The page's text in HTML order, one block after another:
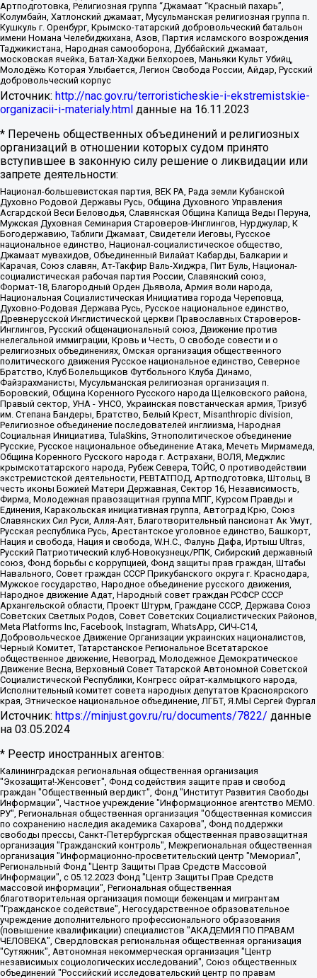
Артподготовка, Религиозная группа “Джамаат “Красный пахарь”,
Колумбайн, Хатлонский джамаат, Мусульманская религиозная группа п.
Кушкуль г. Оренбург, Крымско-татарский добровольческий батальон
имени Номана Челебиджихана, Азов, Партия исламского возрождения
Таджикистана, Народная самооборона, Дуббайский джамаат,
московская ячейка, Батал-Хаджи Белхороев, Маньяки Культ Убийц,
Молодёжь Которая Улыбается, Легион Свобода России, Айдар, Русский
добровольческий корпус
Источник: http://nac.gov.ru/terroristicheskie-i-ekstremistskie-
organizacii-i-materialy.html данные на 16.11.2023
* Перечень общественных объединений и религиозных
организаций в отношении которых судом принято
вступившее в законную силу решение о ликвидации или
запрете деятельности:
Национал-большевистская партия, ВЕК РА, Рада земли Кубанской
Духовно Родовой Державы Русь, Община Духовного Управления
Асгардской Веси Беловодья, Славянская Община Капища Веды Перуна,
Мужская Духовная Семинария Староверов-Инглингов, Нурджулар, К
Богодержавию, Таблиги Джамаат, Свидетели Иеговы, Русское
национальное единство, Национал-социалистическое общество,
Джамаат мувахидов, Объединенный Вилайат Кабарды, Балкарии и
Карачая, Союз славян, Ат-Такфир Валь-Хиджра, Пит Буль, Национал-
социалистическая рабочая партия России, Славянский союз,
Формат-18, Благородный Орден Дьявола, Армия воли народа,
Национальная Социалистическая Инициатива города Череповца,
Духовно-Родовая Держава Русь, Русское национальное единство,
Древнерусской Инглистической церкви Православных Староверов-
Инглингов, Русский общенациональный союз, Движение против
нелегальной иммиграции, Кровь и Честь, О свободе совести и о
религиозных объединениях, Омская организация общественного
политического движения Русское национальное единство, Северное
Братство, Клуб Болельщиков Футбольного Клуба Динамо,
Файзрахманисты, Мусульманская религиозная организация п.
Боровский, Община Коренного Русского народа Щелковского района,
Правый сектор, УНА - УНСО, Украинская повстанческая армия, Тризуб
им. Степана Бандеры, Братство, Белый Крест, Misanthropic division,
Религиозное объединение последователей инглиизма, Народная
Социальная Инициатива, TulaSkins, Этнополитическое объединение
Русские, Русское национальное объединение Атака, Мечеть Мирмамеда,
Община Коренного Русского народа г. Астрахани, ВОЛЯ, Меджлис
крымскотатарского народа, Рубеж Севера, ТОЙС, О противодействии
экстремистской деятельности, РЕВТАТПОД, Артподготовка, Штольц, В
честь иконы Божией Матери Державная, Сектор 16, Независимость,
Фирма, Молодежная правозащитная группа МПГ, Курсом Правды и
Единения, Каракольская инициативная группа, Автоград Крю, Союз
Славянских Сил Руси, Алля-Аят, Благотворительный пансионат Ак Умут,
Русская республика Русь, Арестантское уголовное единство, Башкорт,
Нация и свобода, Нация и свобода, W.H.С., Фалунь Дафа, Иртыш Ultras,
Русский Патриотический клуб-Новокузнецк/РПК, Сибирский державный
союз, Фонд борьбы с коррупцией, Фонд защиты прав граждан, Штабы
Навального, Совет граждан СССР Прикубанского округа г. Краснодара,
Мужское государство, Народное объединение русского движения,
Народное движение Адат, Народный совет граждан РСФСР СССР
Архангельской области, Проект Штурм, Граждане СССР, Держава Союз
Советских Светлых Родов, Совет Советских Социалистических Районов,
Meta Platforms Inc, Facebook, Instagram, WhatsApp, СИЧ-С14,
Добровольческое Движение Организации украинских националистов,
Черный Комитет, Татарстанское Региональное Всетатарское
общественное движение, Невоград, Молодежное Демократическое
Движение Весна, Верховный Совет Татарской Автономной Советской
Социалистической Республики, Конгресс ойрат-калмыцкого народа,
Исполнительный комитет совета народных депутатов Красноярского
края, Этническое национальное объединение, ЛГБТ, Я.МЫ Сергей Фургал
Источник: https://minjust.gov.ru/ru/documents/7822/ данные
на 03.05.2024
* Реестр иностранных агентов:
Калининградская региональная общественная организация "Экозащита!-Женсовет", Фонд содействия защите прав и свобод граждан "Общественный вердикт", Фонд "Институт Развития Свободы Информации", Частное учреждение "Информационное агентство МЕМО. РУ", Региональная общественная организация "Общественная комиссия по сохранению наследия академика Сахарова", Фонд поддержки свободы прессы, Санкт-Петербургская общественная правозащитная организация "Гражданский контроль", Межрегиональная общественная организация "Информационно-просветительский центр "Мемориал", Региональный Фонд "Центр Защиты Прав Средств Массовой Информации", с 05.12.2023 Фонд "Центр Защиты Прав Средств массовой информации", Региональная общественная благотворительная организация помощи беженцам и мигрантам "Гражданское содействие", Негосударственное образовательное учреждение дополнительного профессионального образования (повышение квалификации) специалистов "АКАДЕМИЯ ПО ПРАВАМ ЧЕЛОВЕКА", Свердловская региональная общественная организация "Сутяжник", Автономная некоммерческая организация "Центр независимых социологических исследований", Союз общественных объединений "Российский исследовательский центр по правам человека", Региональное общественное учреждение научно-информационный центр "МЕМОРИАЛ", Некоммерческая организация "Фонд защиты гласности", Автономная некоммерческая организация "Институт прав человека", Городская общественная организация "Екатеринбургское общество "МЕМОРИАЛ", Городская общественная организация "Рязанское историко-просветительское и правозащитное общество "Мемориал" (Рязанский Мемориал), Челябинский региональный орган общественной самодеятельности – женское общественное объединение "Женщины Евразии", Челябинский региональный орган общественной самодеятельности "Уральская правозащитная группа", Фонд содействия защите здоровья и социальной справедливости имени Андрея Рылькова, Автономная Некоммерческая Организация "Аналитический Центр Юрия Левады", Автономная некоммерческая организация социальной поддержки населения "Проект Апрель", Региональная общественная организация помощи женщинам и детям, находящимся в кризисной ситуации "Информационно-методический центр "Анна", Фонд содействия развитию массовых коммуникаций и правовому просвещению "Так-так-Так", Фонд содействия устойчивому развитию "Серебряная тайга", Свердловский региональный общественный фонд социальных проектов "Новое время", "Idel.Реалии", Кавказ.Реалии, Крым.Реалии, Телеканал Настоящее Время, Татаро-башкирская служба Радио Свобода (Azatliq Radiosi), Радио Свободная Европа/Радио Свобода (PCE/PC), "Сибирь.Реалии", "Фактограф", Благотворительный фонд помощи осужденным и их семьям, Автономная некоммерческая организация "Институт глобализации и социальных движений", Фонд "В защиту прав заключенных", Частное учреждение "Центр поддержки и содействия развитию средств массовой информации", Пензенский региональный общественный благотворительный фонд "Гражданский союз", "Север.Реалии", Некоммерческая организация Фонд "Правовая инициатива", Общество с ограниченной ответственностью "Радио Свободная Европа/Радио Свобода", Чешское информационное агентство "MEDIUM-ORIENT", Красноярская региональная общественная организация "Мы против СПИДа", Камалягин Денис Николаевич, Маркелов Сергей Евгеньевич, Пономарев Лев Александрович, Савицкая Людмила Алексеевна, Автономная некоммерческая организация "Центр по работе с проблемой насилия "НАСИЛИЮ.НЕТ", Межрегиональный профессиональный союз работников здравоохранения "Альянс врачей", Юридическое лицо, зарегистрированное в Латвийской Республике, SIA "Medusa Project" (регистрационный номер 40103797863, дата регистрации 10.06.2014), Некоммерческая организация "Фонд по борьбе с коррупцией", Автономная некоммерческая организация "Институт права и публичной политики", Баданин Роман Сергеевич, Гликин Максим Александрович, Железнова Мария Михайловна, Лукьянова Юлия Сергеевна, Маетная Елизавета Витальевна, Маняхин Петр Борисович, Чуракова Ольга Владимировна, Ярош Юлия Петровна, Юридическое лицо "The Insider SIA", зарегистрированное в Риге, Латвийская Республика (дата регистрации 26.06.2015), являющееся администратором доменного имени интернет-издания "The Insider SIA", https://theins.ru, Постернак Алексей Евгеньевич, Рубин Михаил Аркадьевич, Анин Роман Александрович, Юридическое лицо Istories fonds, зарегистрированное в Латвийской Республике (регистрационный номер 50008295751, дата регистрации 24.02.2020), Великовский Дмитрий Александрович, Долинина Ирина Николаевна, Мароховская Алеся Алексеевна, Шлейнов Роман Юрьевич, Шмагун Олеся Валентиновна, Общество с ограниченной ответственностью "Альтаир 2021", Общество с ограниченной ответственностью "Вега 2021", Общество с ограниченной ответственностью "Главный редактор 2021", Общество с ограниченной ответственностью "Ромашки монолит", Важенков Артем Валерьевич, Ивановская областная общественная организация "Центр гендерных исследований", Гурман Юрий Альбертович, Медиапроект "ОВД-Инфо", Егоров Владимир Владимирович, Жилинский Владимир Александрович, Общество с ограниченной ответственностью "ЗП", Иванова София Юрьевна, Карезина Инна Павловна, Кильтау Екатерина Викторовна, Петров Алексей Викторович, Пискунов Сергей Евгеньевич, Смирнов Сергей Сергеевич, Тихонов Михаил Сергеевич, Общество с ограниченной ответственностью "ЖУРНАЛИСТ-ИНОСТРАННЫЙ АГЕНТ", Арапова Галина Юрьевна, Вольтская Татьяна Анатольевна, Американская компания "Mason G.E.S. Anonymous Foundation" (США), являющаяся владельцем интернет-издания https://mnews.world/, Компания "Stichting Bellingcat", зарегистрированная в Нидерландах (дата регистрации 11.07.2018), Захаров Андрей Вячеславович, Клепиковская Екатерина Дмитриевна, Общество с ограниченной ответственностью "МЕМО", Перл Роман Александрович, Симонов Евгений Алексеевич, Соловьева Елена Анатольевна, Сотников Даниил Владимирович, Сурначева Елизавета Дмитриевна, Автономная некоммерческая организация по защите прав человека и информированию населения "Якутия – Наше Мнение", Общество с ограниченной ответственностью "Москоу диджитал медиа", с 26.01.2023 Общество с ограниченной ответственностью "Чайка Белые сады", Ветошкина Валерия Валерьевна, Заговора Максим Александрович, Межрегиональное общественное движение "Российская ЛГБТ - сеть", Оленичев Максим Владимирович, Павлов Иван Юрьевич, Скворцова Елена Сергеевна, Общество с ограниченной ответственностью "Как бы инагент", Кочетков Игорь Викторович, Общество с ограниченной ответственностью "Честные выборы", Еланчик Олег Александрович, Общество с ограниченной ответственностью "Нобелевский призыв", Гималова Регина Эмилевна, Григорьев Андрей Валерьевич, Григорьева Алина Александровна, Ассоциация по содействию защите прав призывников, альтернативнослужащих и военнослужащих "Правозащитная группа "Гражданин.Армия.Право", Хисамова Регина Фаритовна, Автономная некоммерческая организация по реализации социально-правовых программ "Лилит", Дальневосточное общественное движение "Маяк", Санкт-Петербургская ЛГБТ-инициативная группа "Выход", Инициативная группа ЛГБТ+ "Реверс", Алексеев Андрей Викторович, Бекбулатова Таисия Львовна, Беляев Иван Михайлович, Владыкина Елена Сергеевна, Гельман Марат Александрович, Никульшина Вероника Юрьевна, Толоконникова Надежда Андреевна, Шендерович Виктор Анатольевич, Общество с ограниченной ответственностью "Данное сообщение", Общество с ограниченной ответственностью Издательский дом "Новая глава", Айнбиндер Александра Александровна, Московский комьюнити-центр для ЛГБТ+инициатив, Благотворительный фонд развития филантропии, Deutsche Welle (Германия, Kurt-Schumacher-Strasse 3, 53113 Bonn), Борзунова Мария Михайловна, Воробьев Виктор Викторович, Голубева Анна Львовна, Константинова Алла Михайловна, Малкова Ирина Владимировна, Мурадов Мурад Абдулгалимович, Осетинская Елизавета Николаевна, Понасенков Евгений Николаевич, Ганапольский Матвей Юрьевич, Киселев Евгений Алексеевич, Борухович Ирина Григорьевна, Дремин Иван Тимофеевич, Дубровский Дмитрий Викторович, Красноярская региональная общественная организация поддержки и развития альтернативных образовательных технологий и межкультурных коммуникаций "ИНТЕРРА", Маяковская Екатерина Алексеевна, Фейгин Марк Захарович, Филимонов Андрей Викторович, Дзугкоева Регина Николаевна, Доброхотов Роман Александрович, Дудь Юрий Александрович, Елкин Сергей Владимирович, Кругликов Кирилл Игоревич, Сабунаева Мария Леонидовна, Семенов Алексей Владимирович, Шаинян Карен Багратович, Шульман Екатерина Михайловна, Асафьев Артур Валерьевич, Вахштайн Виктор Семенович, Венедиктов Алексей Алексеевич, Лушникова Екатерина Евгеньевна, Волков Леонид Михайлович, Невзоров Александр Глебович, Пархоменко Сергей Борисович, Сироткин Ярослав Николаевич, Кара-Мурза Владимир Владимирович, Баранова Наталья Владимировна, Гозман Леонид Яковлевич, Кагарлицкий Борис Юльевич, Климарев Михаил Валерьевич, Милов Владимир Станиславович, Автономная некоммерческая организация Краснодарский центр современного искусства "Типография", Моргенштерн Алишер Тагирович, Соболь Любовь Эдуардовна, Общество с ограниченной ответственностью "ЛИЗА НОРМ", Каспаров Гарри Кимович, Ходорковский Михаил Борисович, Общество с ограниченной ответственностью "Апрельские тезисы", Данилович Ирина Брониславовна, Кашин Олег Владимирович, Петров Николай Владимирович, Пивоваров Алексей Владимирович, Соколов Михаил Владимирович, Цветкова Юлия Владимировна, Чичваркин Евгений Александрович, Комитет против пыток/Команда против пыток, Общество с ограниченной ответственностью "Первый научный", Общество с ограниченной ответственностью "Вертолет и ко", Белоцерковская Вероника Борисовна, Кац Максим Евгеньевич, Лазарева Татьяна Юрьевна, Шаведдинов Руслан Табризович, Яшин Илья Валерьевич, Общество с ограниченной ответственностью "Иноагент ААВ", Алешковский Дмитрий Петрович, Альбац Евгения Марковна, Быков Дмитрий Львович, Галямина Юлия Евгеньевна, Лойко Сергей Леонидович, Мартынов Кирилл Константинович, Медведев Сергей Александрович, Крашенинников Федор Геннадиевич, Гордеева Катерина Вл